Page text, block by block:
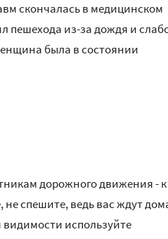
скончалась в медицинском
пешехода из-за дождя и
была в состоянии
дорожного движения - к
спешите, ведь вас ждут
используйте